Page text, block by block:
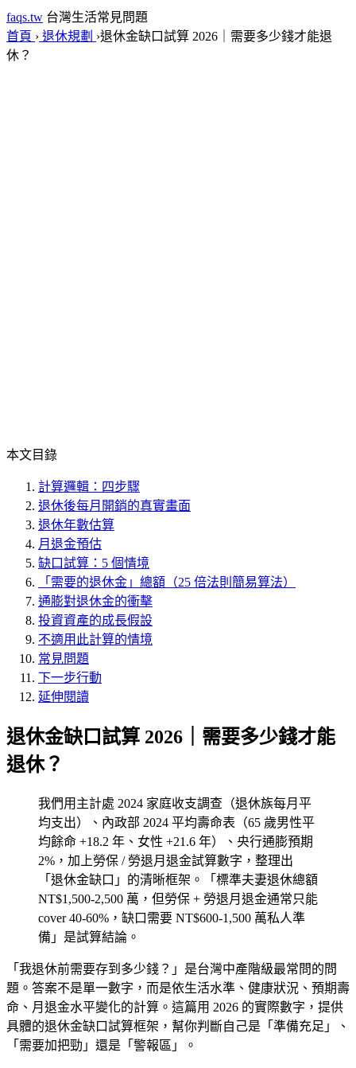
faqs.tw 台灣生活常見問題
首頁 › 退休規劃 ›退休金缺口試算 2026｜需要多少錢才能退
休？
本文目錄
計算邏輯：四步驟
退休後每月開銷的真實畫面
退休年數估算
月退金預估
缺口試算：5 個情境
「需要的退休金」總額（25 倍法則簡易算法）
通膨對退休金的衝擊
投資資產的成長假設
不適用此計算的情境
常見問題
下一步行動
延伸閱讀
退休金缺口試算 2026｜需要多少錢才能
退休？
我們用主計處 2024 家庭收支調查（退休族每月平
均支出）、內政部 2024 平均壽命表（65 歲男性平
均餘命 +18.2 年、女性 +21.6 年）、央行通膨預期
2%，加上勞保 / 勞退月退金試算數字，整理出
「退休金缺口」的清晰框架。「標準夫妻退休總額
NT$1,500-2,500 萬，但勞保 + 勞退月退金通常只能
cover 40-60%，缺口需要 NT$600-1,500 萬私人準
備」是試算結論。
「我退休前需要存到多少錢？」是台灣中產階級最常問的問
題。答案不是單一數字，而是依生活水準、健康狀況、預期壽
命、月退金水平變化的計算。這篇用 2026 的實際數字，提供
具體的退休金缺口試算框架，幫你判斷自己是「準備充足」、
「需要加把勁」還是「警報區」。